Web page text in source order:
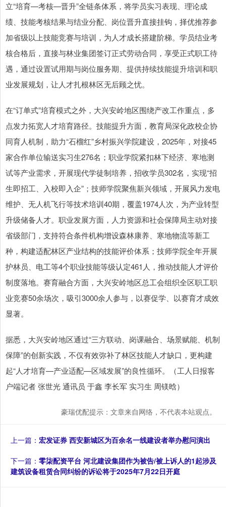
立“培育—考核—晋升”全链条体系，将学员实习表现、理论成
绩、技能考核结果与结业分配、岗位晋升直接挂钩，择优推荐参
加省级以上技能竞赛与培训，为人才成长搭建阶梯。学员结业考
核合格后，直接与林业集团签订正式劳动合同，享受正式职工待
遇，通过设置试用期与岗位服务期、提供持续技能提升培训和职
业发展规划，让人才扎根林区无后顾之忧。
在“订单式”培育模式之外，大兴安岭地区围绕产改工作重点，多
点发力拓宽人才培育路径。技能提升方面，教育局深化政校企协
同育人机制，助力“石榴红”乡村振兴学院建设，2025年，对接45
家合作单位输送实习生276名；职业学院紧扣林下经济、寒地测
试等产业需求，开展现代学徒制培养，招收学员302名，实现“招
生即招工、入校即入企”；技师学院聚焦新兴领域，开展风力发电
维护、无人机飞行等技术培训40期，覆盖1974人次，为产业转型
升级储备人才。职业发展方面，人力资源和社会保障局主动对接
省级部门，支持符合条件机构增设森林康养、寒地物流等新工
种，构建适配林区产业结构的技能评价体系；技师学院全年开展
护林员、电工等4个职业技能等级认定461人，推动技能人才评价
制度落地。赛育融合方面，大兴安岭地区总工会组织全区职工职
业竞赛50余场次，吸引3000余人参与，以赛促学、以赛育才成效
显著。
据悉，大兴安岭地区通过“三方联动、岗课融合、场景赋能、机制
保障”的创新实践，不仅有效弥补了林区技能人才缺口，更构建
起“人才培育—产业适配—区域发展”的良性循环。（工人日报客
户端记者 张世光 通讯员 于鑫 李长军 实习生 周镁晗）
豪瑞优配提示：文章来自网络，不代表本站观点。
上一篇： 宏发证券 西安新城区为百余名一线建设者举办慰问演出
下一篇： 零柒配资平台 河北建设集团作为被告/被上诉人的1起涉及
建筑设备租赁合同纠纷的诉讼将于2025年7月22日开庭